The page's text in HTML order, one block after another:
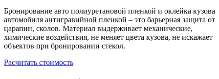
Бронирование авто полиуретановой пленкой и оклейка кузова
автомобиля антигравийной пленкой – это барьерная защита от
царапин, сколов. Материал выдерживает механические,
химические воздействия, не меняет цвета кузова, не искажает
объектов при бронировании стекол.
Расчитать стоимость